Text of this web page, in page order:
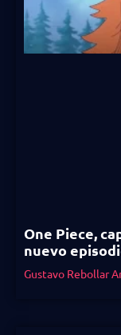
One Piece,
nuevo
Gustavo Rebollar